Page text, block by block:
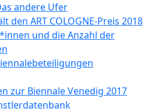
andere Ufer
den ART COLOGNE-Preis 2018
und die Anzahl der
zur Biennale Venedig 2017